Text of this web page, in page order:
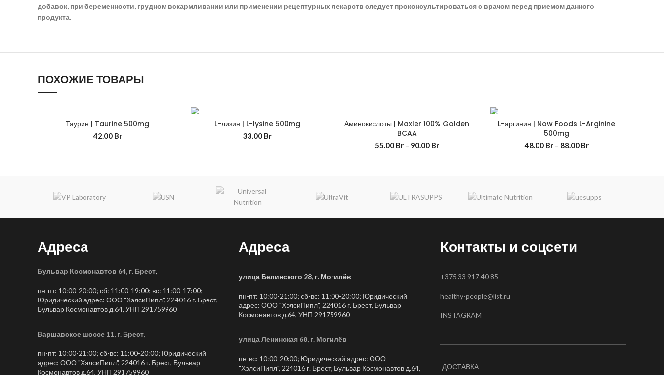
добавок, при беременности, грудном вскармливании или применении рецептурных лекарств следует проконсультироваться с врачом перед приемом данного
продукта.
ПОХОЖИЕ ТОВАРЫ
SOLD
Таурин | Taurine 500mg
42.00 Br
L-лизин | L-lysine 500mg
33.00 Br
SOLD
OUT
Аминокислоты | Maxler 100% Golden
BCAA
55.00 Br– 90.00 Br
L-аргинин | Now Foods L-Arginine
500mg
48.00 Br– 88.00 Br
Адреса
Бульвар Космонавтов 64, г. Брест,
пн-пт: 10:00-20:00; сб: 11:00-19:00; вс: 11:00-17:00;
Юридический адрес: ООО "ХэлсиПипл", 224016 г. Брест,
Бульвар Космонавтов д.64, УНП 291759960
Варшавское шоссе 11, г. Брест,
пн-пт: 10:00-21:00; сб-вс: 11:00-20:00; Юридический
адрес: ООО "ХэлсиПипл", 224016 г. Брест, Бульвар
Космонавтов д.64, УНП 291759960
Адреса
улица Белинского 28, г. Могилёв
пн-пт: 10:00-21:00; сб-вс: 11:00-20:00; Юридический
адрес: ООО "ХэлсиПипл", 224016 г. Брест, Бульвар
Космонавтов д.64, УНП 291759960
улица Ленинская 68, г. Могилёв
пн-вс: 10:00-20:00; Юридический адрес: ООО
"ХэлсиПипл", 224016 г. Брест, Бульвар Космонавтов д.64,
Контакты и соцсети
+375 33 917 40 85
healthy-people@list.ru
INSTAGRAM
ДОСТАВКА